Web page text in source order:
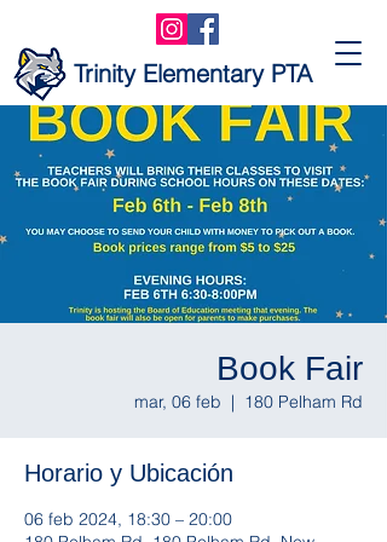
Trinity Elementary PTA
Book Fair
mar, 06 feb
  |
180 Pelham Rd
Horario y Ubicación
06 feb 2024, 18:30 – 20:00